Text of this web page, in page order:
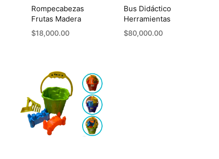
Rompecabezas
Frutas Madera
$18,000.00
Bus Didáctico
Herramientas
$80,000.00